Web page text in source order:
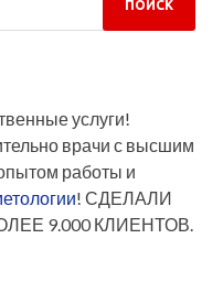
услуги!
врачи с высшим
работы и
! СДЕЛАЛИ
9.000 КЛИЕНТОВ.